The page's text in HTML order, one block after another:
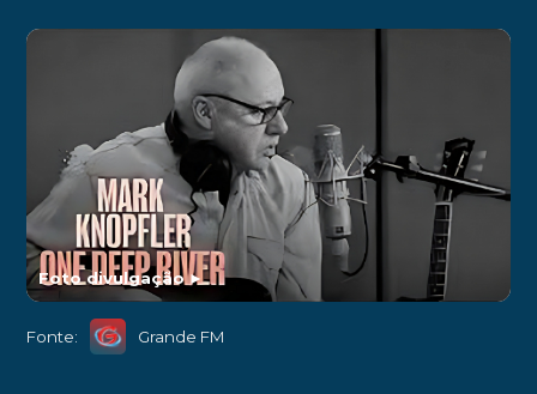
Foto divulgação►
Fonte: Grande FM